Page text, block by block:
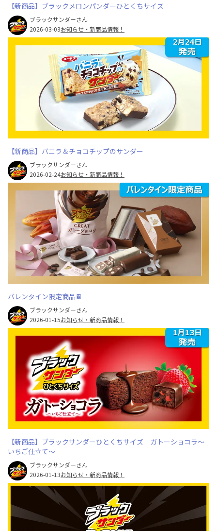
【新商品】ブラックメロンパンダーひとくちサイズ
ブラックサンダーさん
2026-03-03お知らせ・新商品情報！
【新商品】バニラ＆チョコチップのサンダー
ブラックサンダーさん
2026-02-24お知らせ・新商品情報！
バレンタイン限定商品🍫
ブラックサンダーさん
2026-01-15お知らせ・新商品情報！
【新商品】ブラックサンダーひとくちサイズ ガトーショコラ～
いちご仕立て～
ブラックサンダーさん
2026-01-13お知らせ・新商品情報！